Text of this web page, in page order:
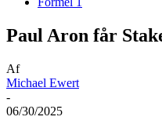
Paul Aron får
Af
Michael Ewert
-
06/30/2025